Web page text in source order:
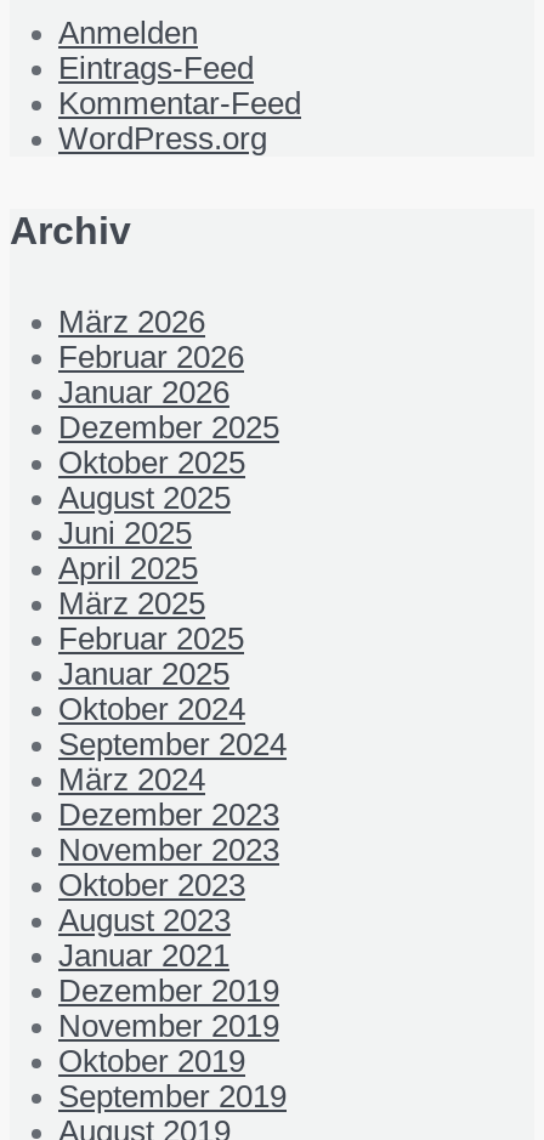
Anmelden
Eintrags-Feed
Kommentar-Feed
WordPress.org
Archiv
März 2026
Februar 2026
Januar 2026
Dezember 2025
Oktober 2025
August 2025
Juni 2025
April 2025
März 2025
Februar 2025
Januar 2025
Oktober 2024
September 2024
März 2024
Dezember 2023
November 2023
Oktober 2023
August 2023
Januar 2021
Dezember 2019
November 2019
Oktober 2019
September 2019
August 2019